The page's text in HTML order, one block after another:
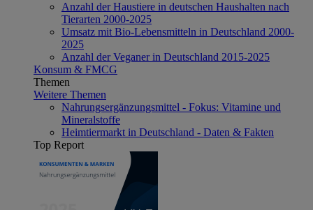
Anzahl der Haustiere in deutschen Haushalten nach
Tierarten 2000-2025
Umsatz mit Bio-Lebensmitteln in Deutschland 2000-
2025
Anzahl der Veganer in Deutschland 2015-2025
Konsum & FMCG
Themen
Weitere Themen
Nahrungsergänzungsmittel - Fokus: Vitamine und
Mineralstoffe
Heimtiermarkt in Deutschland - Daten & Fakten
Top Report